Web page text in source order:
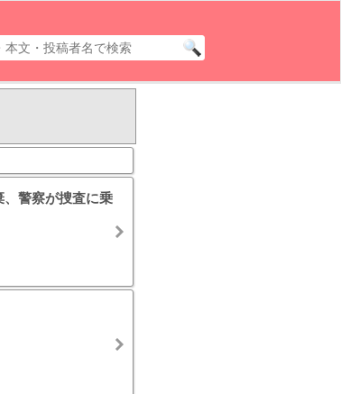
、警察が捜査に乗